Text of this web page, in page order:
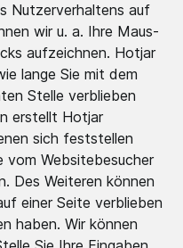
Nutzerverhaltens auf
wir u. a. Ihre Maus-
aufzeichnen. Hotjar
lange Sie mit dem
Stelle verblieben
erstellt Hotjar
sich feststellen
vom Websitebesucher
Des Weiteren können
einer Seite verblieben
haben. Wir können